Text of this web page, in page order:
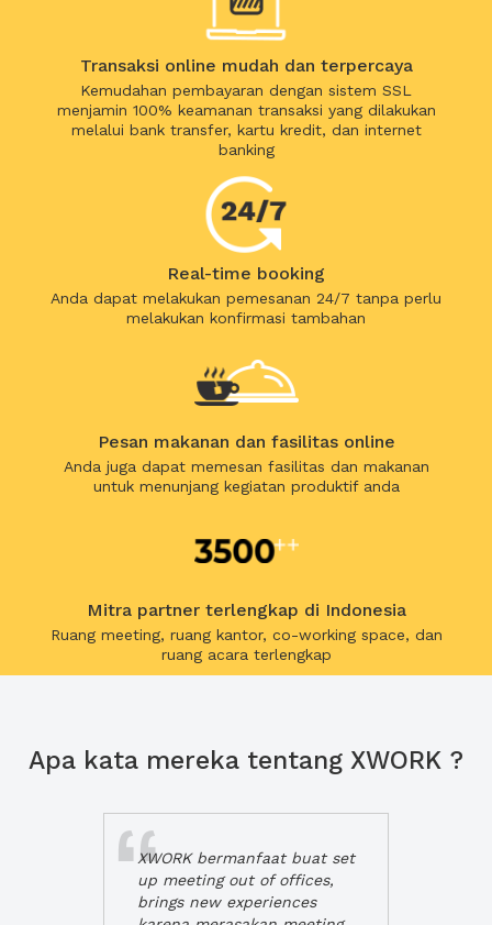
Transaksi online mudah dan terpercaya
Kemudahan pembayaran dengan sistem SSL
menjamin 100% keamanan transaksi yang dilakukan
melalui bank transfer, kartu kredit, dan internet
banking
Real-time booking
Anda dapat melakukan pemesanan 24/7 tanpa perlu
melakukan konfirmasi tambahan
Pesan makanan dan fasilitas online
Anda juga dapat memesan fasilitas dan makanan
untuk menunjang kegiatan produktif anda
Mitra partner terlengkap di Indonesia
Ruang meeting, ruang kantor, co-working space, dan
ruang acara terlengkap
Apa kata mereka tentang XWORK ?
XWORK bermanfaat buat set
up meeting out of offices,
brings new experiences